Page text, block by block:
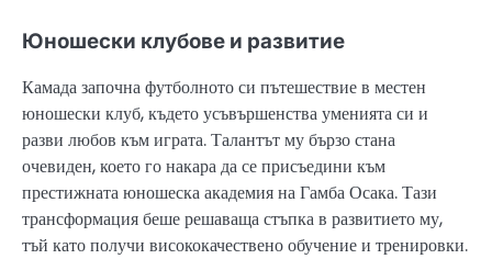
Юношески клубове и развитие
Камада започна футболното си пътешествие в местен
юношески клуб, където усъвършенства уменията си и
разви любов към играта. Талантът му бързо стана
очевиден, което го накара да се присъедини към
престижната юношеска академия на Гамба Осака. Тази
трансформация беше решаваща стъпка в развитието му,
тъй като получи висококачествено обучение и тренировки.